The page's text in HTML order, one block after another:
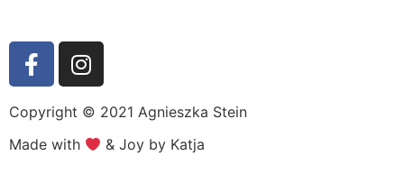
Made with & Joy by Katja
Copyright © 2021 Agnieszka Stein